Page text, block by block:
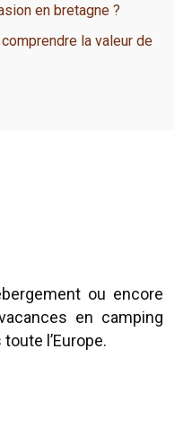
en bretagne ?
la valeur de
ou encore
en camping
l’Europe.